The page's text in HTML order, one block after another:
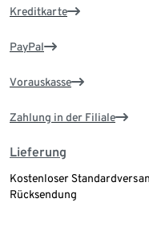
Kreditkarte
PayPal
Vorauskasse
Zahlung in der Filiale
Lieferung
Kostenloser
Rücksendung